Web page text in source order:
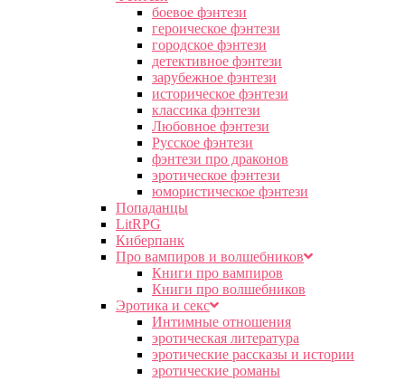
боевое фэнтези
героическое фэнтези
городское фэнтези
детективное фэнтези
зарубежное фэнтези
историческое фэнтези
классика фэнтези
Любовное фэнтези
Русское фэнтези
фэнтези про драконов
эротическое фэнтези
юмористическое фэнтези
Попаданцы
LitRPG
Киберпанк
Про вампиров и волшебников
Книги про вампиров
Книги про волшебников
Эротика и секс
Интимные отношения
эротическая литература
эротические рассказы и истории
эротические романы